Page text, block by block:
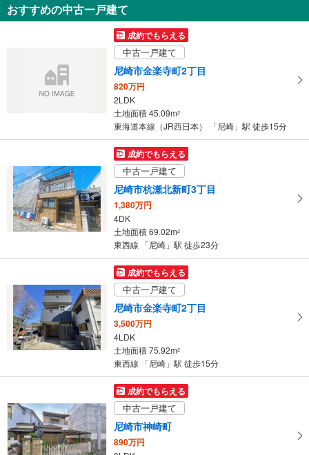
尼崎市高田町
4,380万円
3LDK
土地面積 91.33m
福知山線 「尼崎」駅 徒歩32分
おすすめの中古一戸建て
成約でもらえる
中古一戸建て
尼崎市金楽寺町2丁目
820万円
2LDK
土地面積 45.09m2
東海道本線（JR西日本） 「尼崎」駅 徒歩15分
成約でもらえる
中古一戸建て
尼崎市杭瀬北新町3丁目
1,380万円
4DK
土地面積 69.02m2
東西線 「尼崎」駅 徒歩23分
成約でもらえる
中古一戸建て
尼崎市金楽寺町2丁目
3,500万円
4LDK
土地面積 75.92m2
東西線 「尼崎」駅 徒歩15分
成約でもらえる
中古一戸建て
尼崎市神崎町
890万円